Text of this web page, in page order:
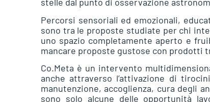
Percorsi sensoriali ed emozionali,
sono tra le proposte studiate per chi
uno spazio completamente aperto e
mancare proposte gustose con prodotti
Co.Meta è un intervento
anche attraverso l’attivazione di
manutenzione, accoglienza, cura degli
sono solo alcune delle opportunità